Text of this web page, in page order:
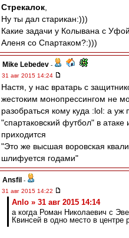
Стрекалок
Ну ты дал старикан:)))
Какие задачи у Колывана с
Аленя со Спартаком?:)))
Mike Lebedev -
31 авг 2015 14:24
Настя, у нас вратарь с
жестоким монопрессингом не
разобраться кому куда :lol: а уж
"спартаковский футбол" в атаке
приходится
"Это же высшая воровская
шлифуется годами"
Ansfil -
31 авг 2015 14:22
Anlo » 31 авг 2015 14:14
а когда Роман Николаевич с
Квинсей в одно место в центре